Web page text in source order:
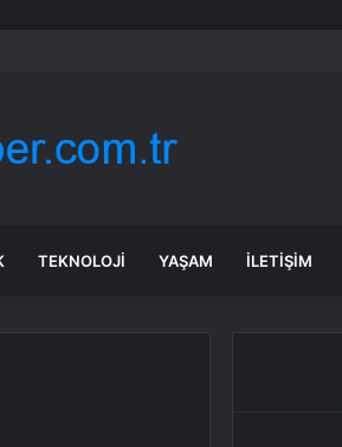
ilk yorum: Biz bu olayın bir yerinde değiliz
TEKNOLOJI YAŞAM İLETIŞIM